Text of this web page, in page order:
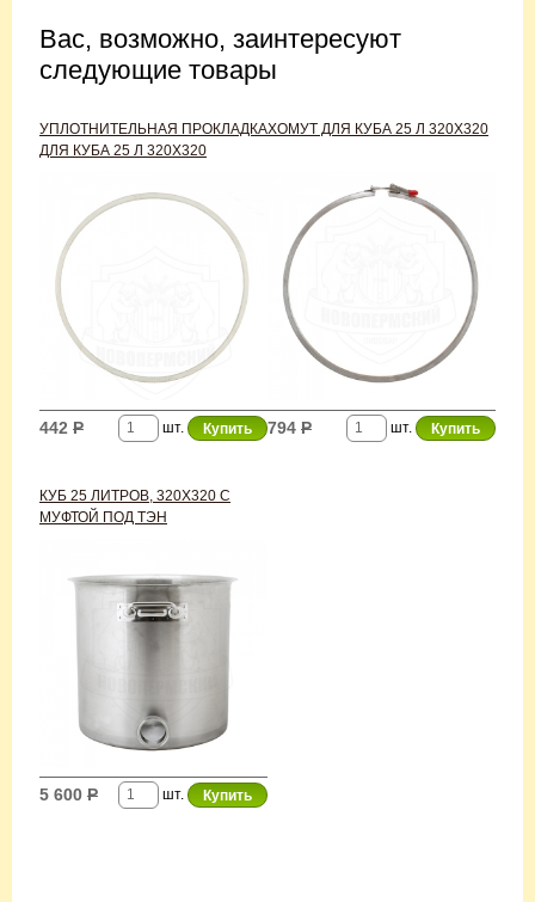
Вас, возможно, заинтересуют
следующие товары
УПЛОТНИТЕЛЬНАЯ ПРОКЛАДКА
ДЛЯ КУБА 25 Л 320Х320
шт.
442 Р
ХОМУТ ДЛЯ КУБА 25 Л 320Х320
шт.
794 Р
КУБ 25 ЛИТРОВ, 320Х320 С
МУФТОЙ ПОД ТЭН
шт.
5 600 Р